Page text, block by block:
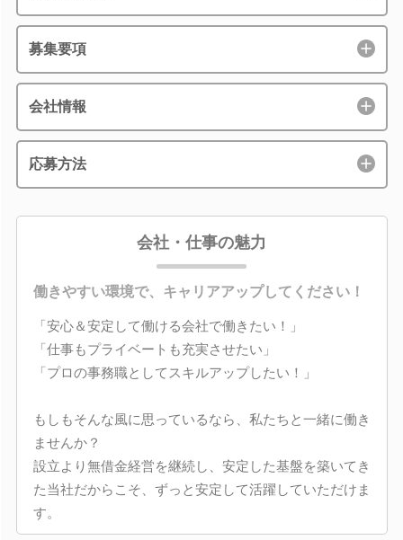
募集要項
会社情報
応募方法
会社・仕事の魅力
働きやすい環境で、キャリアアップしてください！
「安心＆安定して働ける会社で働きたい！」
「仕事もプライベートも充実させたい」
「プロの事務職としてスキルアップしたい！」
もしもそんな風に思っているなら、私たちと一緒に働き
ませんか？
設立より無借金経営を継続し、安定した基盤を築いてき
た当社だからこそ、ずっと安定して活躍していただけま
す。